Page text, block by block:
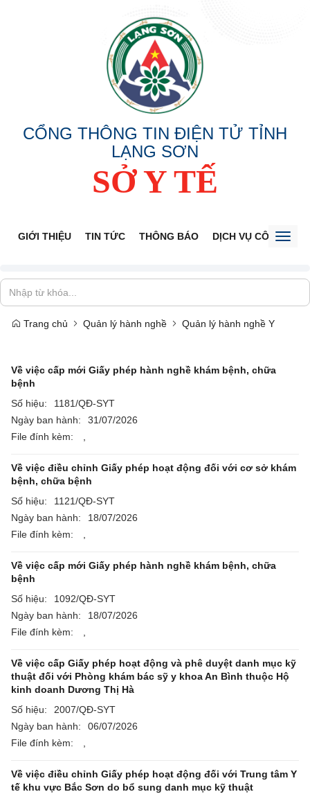
CỔNG THÔNG TIN ĐIỆN TỬ TỈNH
LẠNG SƠN
SỞ Y TẾ
GIỚI THIỆU TIN TỨC THÔNG BÁO DỊCH VỤ CÔNG
Trang chủ Quản lý hành nghề Quản lý hành nghề Y
Về việc cấp mới Giấy phép hành nghề khám bệnh, chữa
bệnh
Số hiệu:
1181/QĐ-SYT
Ngày ban hành:
31/07/2026
File đính kèm:
Về việc điều chỉnh Giấy phép hoạt động đối với cơ sở khám
bệnh, chữa bệnh
Số hiệu:
1121/QĐ-SYT
Ngày ban hành:
18/07/2026
File đính kèm:
Về việc cấp mới Giấy phép hành nghề khám bệnh, chữa
bệnh
Số hiệu:
1092/QĐ-SYT
Ngày ban hành:
18/07/2026
File đính kèm:
Về việc cấp Giấy phép hoạt động và phê duyệt danh mục kỹ
thuật đối với Phòng khám bác sỹ y khoa An Bình thuộc Hộ
kinh doanh Dương Thị Hà
Số hiệu:
2007/QĐ-SYT
Ngày ban hành:
06/07/2026
File đính kèm:
Về việc điều chỉnh Giấy phép hoạt động đối với Trung tâm Y
tế khu vực Bắc Sơn do bổ sung danh mục kỹ thuật